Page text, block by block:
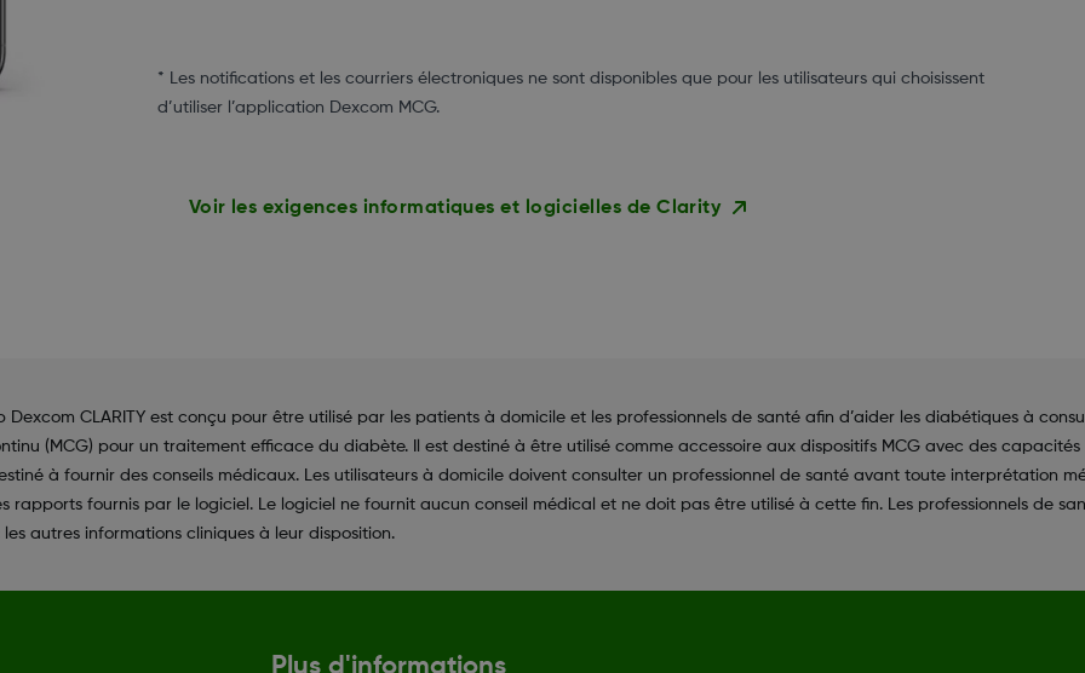
* Les notifications et les courriers électroniques ne sont disponibles que pour les utilisateurs qui choisissent
d’utiliser l’application Dexcom MCG.
Voir les exigences informatiques et logicielles de Clarity
Dexcom CLARITY est conçu pour être utilisé par les patients à domicile et les professionnels de santé afin d’aider les diabétiques à
(MCG) pour un traitement efficace du diabète. Il est destiné à être utilisé comme accessoire aux dispositifs MCG avec des capacités
à fournir des conseils médicaux. Les utilisateurs à domicile doivent consulter un professionnel de santé avant toute interprétation
fournis par le logiciel. Le logiciel ne fournit aucun conseil médical et ne doit pas être utilisé à cette fin. Les professionnels de
autres informations cliniques à leur disposition.
Plus d'informations